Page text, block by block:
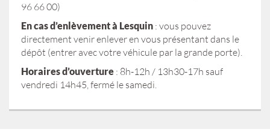
96 66 00)
En cas d’enlèvement à Lesquin : vous pouvez
directement venir enlever en vous présentant dans le
dépôt (entrer avec votre véhicule par la grande porte).
Horaires d’ouverture : 8h-12h / 13h30-17h sauf
vendredi 14h45, fermé le samedi.